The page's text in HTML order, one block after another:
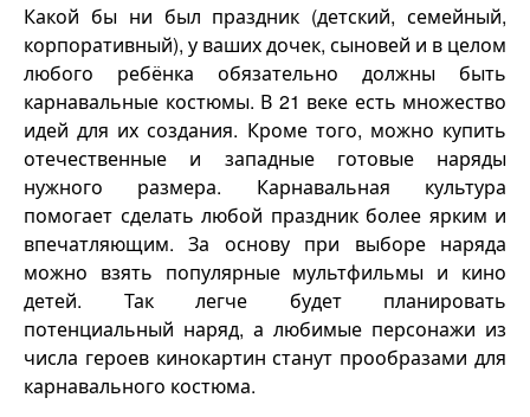
Какой бы ни был праздник (детский, семейный,
корпоративный), у ваших дочек, сыновей и в целом
любого ребёнка обязательно должны быть
карнавальные костюмы. В 21 веке есть множество
идей для их создания. Кроме того, можно купить
отечественные и западные готовые наряды
нужного размера. Карнавальная культура
помогает сделать любой праздник более ярким и
впечатляющим. За основу при выборе наряда
можно взять популярные мультфильмы и кино
детей. Так легче будет планировать
потенциальный наряд, а любимые персонажи из
числа героев кинокартин станут прообразами для
карнавального костюма.